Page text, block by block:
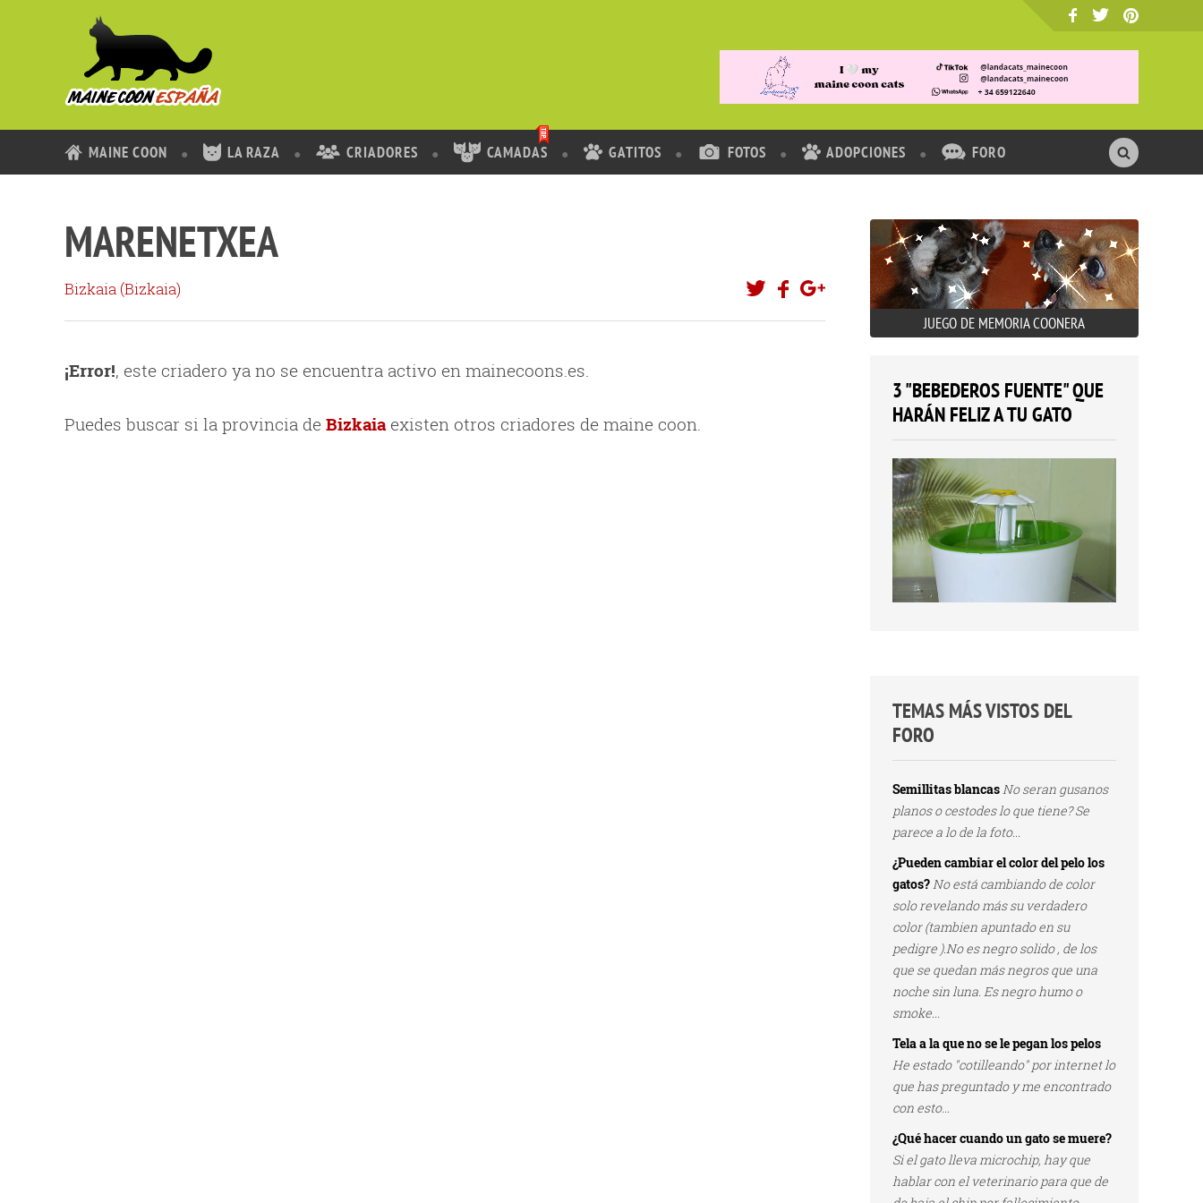
MAINE COON LA RAZA CRIADORES CAMADAS GATITOS FOTOS ADOPCIONES FORO
MARENETXEA
Bizkaia (Bizkaia)
¡Error!, este criadero ya no se encuentra activo en mainecoons.es.
Puedes buscar si la provincia de Bizkaiaexisten otros criadores de maine coon.
JUEGO DE MEMORIA COONERA
3 "BEBEDEROS FUENTE" QUE
HARÁN FELIZ A TU GATO
TEMAS MÁS VISTOS DEL
FORO
Semillitas blancasNo seran gusanos
planos o cestodes lo que tiene? Se
parece a lo de la foto...
¿Pueden cambiar el color del pelo los
gatos?No está cambiando de color
solo revelando más su verdadero
color (tambien apuntado en su
pedigre ).No es negro solido , de los
que se quedan más negros que una
noche sin luna. Es negro humo o
smoke...
Tela a la que no se le pegan los pelos
He estado "cotilleando" por internet lo
que has preguntado y me encontrado
con esto...
¿Qué hacer cuando un gato se muere?
Si el gato lleva microchip, hay que
hablar con el veterinario para que de